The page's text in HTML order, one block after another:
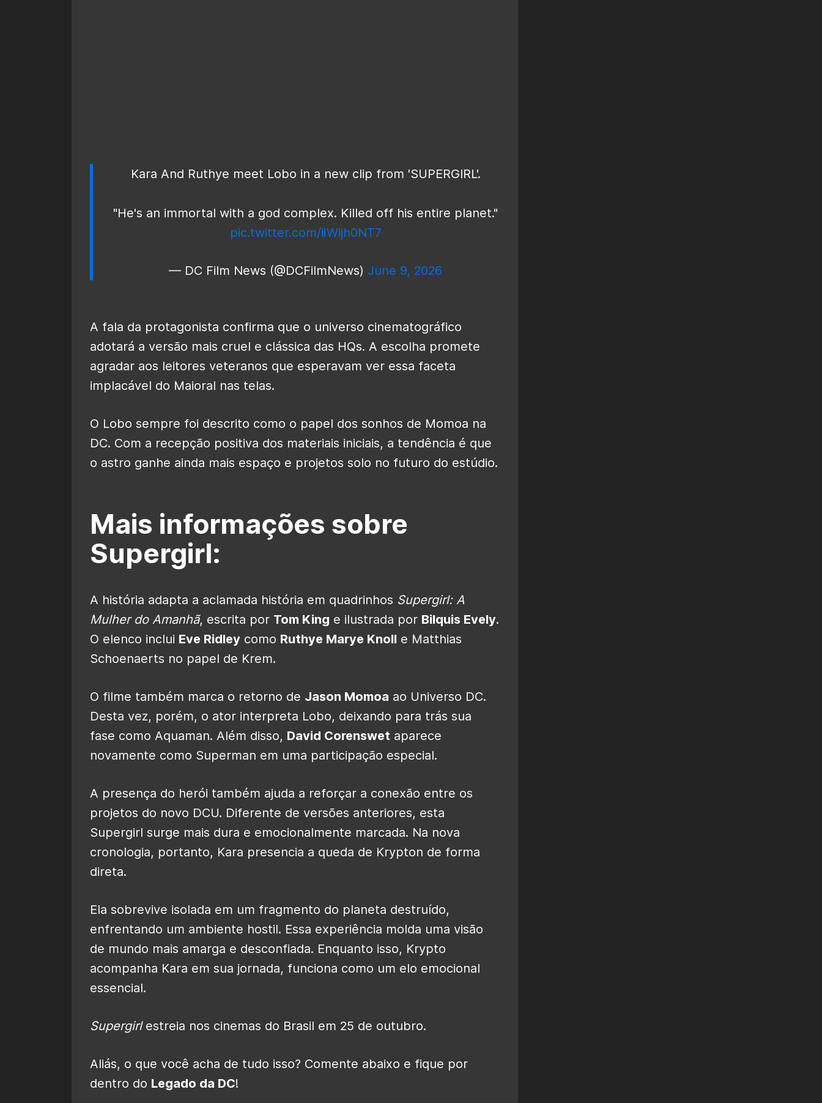
Kara And Ruthye meet Lobo in a new clip from 'SUPERGIRL'.
"He's an immortal with a god complex. Killed off his entire planet."
pic.twitter.com/iiWijh0NT7
— DC Film News (@DCFilmNews) June 9, 2026
A fala da protagonista confirma que o universo cinematográfico
adotará a versão mais cruel e clássica das HQs. A escolha promete
agradar aos leitores veteranos que esperavam ver essa faceta
implacável do Maioral nas telas.
O Lobo sempre foi descrito como o papel dos sonhos de Momoa na
DC. Com a recepção positiva dos materiais iniciais, a tendência é que
o astro ganhe ainda mais espaço e projetos solo no futuro do estúdio.
Mais informações sobre
Supergirl:
A história adapta a aclamada história em quadrinhos Supergirl: A
Mulher do Amanhã, escrita por Tom King e ilustrada por Bilquis Evely.
O elenco inclui Eve Ridley como Ruthye Marye Knoll e Matthias
Schoenaerts no papel de Krem.
O filme também marca o retorno de Jason Momoa ao Universo DC.
Desta vez, porém, o ator interpreta Lobo, deixando para trás sua
fase como Aquaman. Além disso, David Corenswet aparece
novamente como Superman em uma participação especial.
A presença do herói também ajuda a reforçar a conexão entre os
projetos do novo DCU. Diferente de versões anteriores, esta
Supergirl surge mais dura e emocionalmente marcada. Na nova
cronologia, portanto, Kara presencia a queda de Krypton de forma
direta.
Ela sobrevive isolada em um fragmento do planeta destruído,
enfrentando um ambiente hostil. Essa experiência molda uma visão
de mundo mais amarga e desconfiada. Enquanto isso, Krypto
acompanha Kara em sua jornada, funciona como um elo emocional
essencial.
Supergirlestreia nos cinemas do Brasil em 25 de outubro.
Aliás, o que você acha de tudo isso? Comente abaixo e fique por
dentro do Legado da DC!